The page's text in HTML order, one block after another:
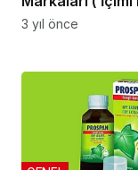
Sigaralar)
3 yıl önce